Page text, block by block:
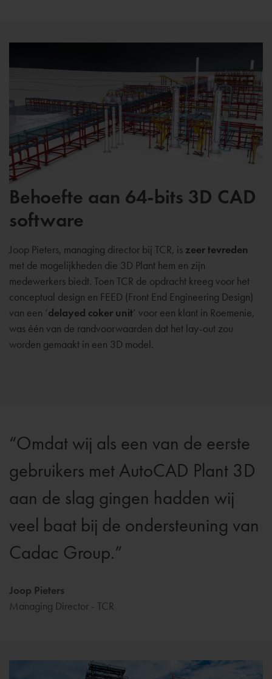
Behoefte aan 64-bits 3D CAD
software
Joop Pieters, managing director bij TCR, is zeer tevreden
met de mogelijkheden die 3D Plant hem en zijn
medewerkers biedt. Toen TCR de opdracht kreeg voor het
conceptual design en FEED (Front End Engineering Design)
van een ‘delayed coker unit’ voor een klant in Roemenie,
was één van de randvoorwaarden dat het lay-out zou
worden gemaakt in een 3D model.
Omdat wij als een van de eerste
gebruikers met AutoCAD Plant 3D
aan de slag gingen hadden wij
veel baat bij de ondersteuning van
Cadac Group.
Joop Pieters
Managing Director - TCR